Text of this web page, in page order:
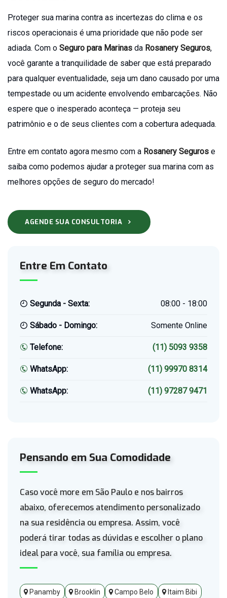
Proteger sua marina contra as incertezas do clima e os
riscos operacionais é uma prioridade que não pode ser
adiada. Com o Seguro para Marinas da Rosanery Seguros,
você garante a tranquilidade de saber que está preparado
para qualquer eventualidade, seja um dano causado por uma
tempestade ou um acidente envolvendo embarcações. Não
espere que o inesperado aconteça — proteja seu
patrimônio e o de seus clientes com a cobertura adequada.
Entre em contato agora mesmo com a Rosanery Seguros e
saiba como podemos ajudar a proteger sua marina com as
melhores opções de seguro do mercado!
AGENDE SUA CONSULTORIA
Entre Em Contato
Segunda - Sexta: 08:00 - 18:00
Sábado - Domingo: Somente Online
Telefone: (11) 5093 9358
WhatsApp: (11) 99970 8314
WhatsApp: (11) 97287 9471
Pensando em Sua Comodidade
Caso você more em São Paulo e nos bairros
abaixo, oferecemos atendimento personalizado
na sua residência ou empresa. Assim, você
poderá tirar todas as dúvidas e escolher o plano
ideal para você, sua família ou empresa.
Panamby Brooklin Campo Belo
Itaim Bibi